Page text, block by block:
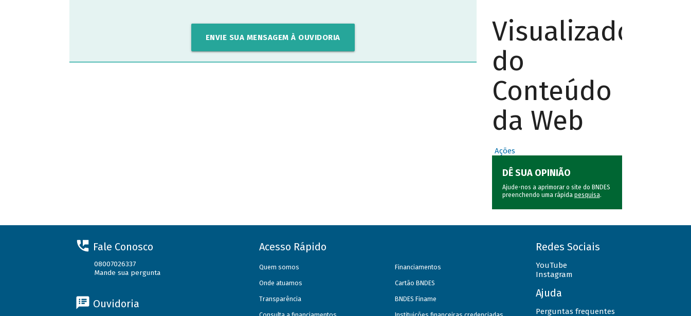
ENVIE SUA MENSAGEM À OUVIDORIA
Visualizador
do
Conteúdo
da Web
Ações
DÊ SUA OPINIÃO
Ajude-nos a aprimorar o site do BNDES
preenchendo uma rápida pesquisa.
Fale Conosco
08007026337
Mande sua pergunta
Ouvidoria
Acesso Rápido
Quem somos
Onde atuamos
Transparência
Financiamentos
Cartão BNDES
BNDES Finame
Redes Sociais
YouTube
Instagram
Ajuda
Perguntas frequentes